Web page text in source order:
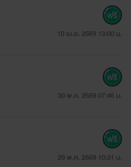
10 เม.ย. 2569 13:00 น.
30 พ.ค. 2569 07:46 น.
29 พ.ค. 2569 10:31 น.